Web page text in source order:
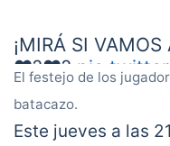
¡MIRÁ SI
❤️?❤️?
— República
January 21, 2021
El festejo de los
batacazo.
Este jueves a las